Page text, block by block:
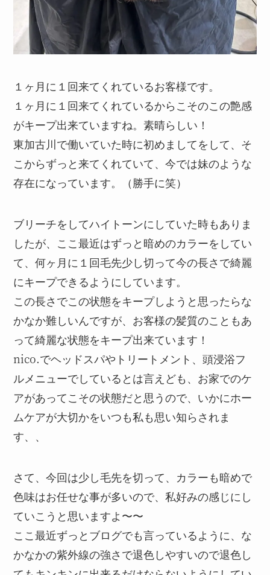
１ヶ月に１回来てくれているお客様です。
１ヶ月に１回来てくれているからこそのこの艶感
がキープ出来ていますね。素晴らしい！
東加古川で働いていた時に初めましてをして、そ
こからずっと来てくれていて、今では妹のような
存在になっています。（勝手に笑）
ブリーチをしてハイトーンにしていた時もありま
したが、ここ最近はずっと暗めのカラーをしてい
て、何ヶ月に１回毛先少し切って今の長さで綺麗
にキープできるようにしています。
この長さでこの状態をキープしようと思ったらな
かなか難しいんですが、お客様の髪質のこともあ
って綺麗な状態をキープ出来ています！
nico.でヘッドスパやトリートメント、頭浸浴フ
ルメニューでしているとは言えども、お家でのケ
アがあってこその状態だと思うので、いかにホー
ムケアが大切かをいつも私も思い知らされま
す、、
さて、今回は少し毛先を切って、カラーも暗めで
色味はお任せな事が多いので、私好みの感じにし
ていこうと思いますよ〜〜
ここ最近ずっとブログでも言っているように、な
かなかの紫外線の強さで退色しやすいので退色し